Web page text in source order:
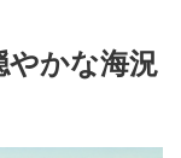
やかな海況